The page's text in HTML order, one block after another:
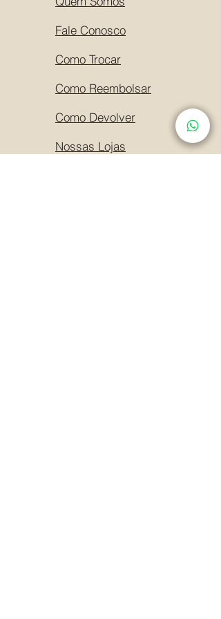
Fale Conosco
Como Trocar
Como Reembolsar
Como Devolver
Nossas Lojas